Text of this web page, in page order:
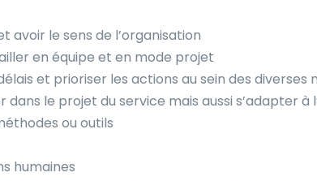
avoir le sens de l’organisation
en équipe et en mode projet
et prioriser les actions au sein des diverses
dans le projet du service mais aussi s’adapter à
ou outils
humaines